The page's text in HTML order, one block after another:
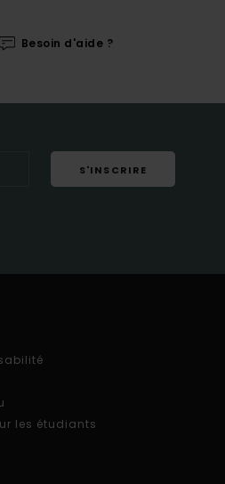
Besoin d'aide ?
S'INSCRIRE
les étudiants